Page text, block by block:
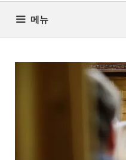
기
메뉴